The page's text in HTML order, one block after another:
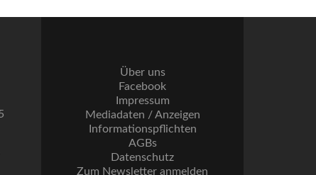
Über uns
Facebook
Impressum
Mediadaten / Anzeigen
Informationspflichten
AGBs
Datenschutz
Zum Newsletter anmelden